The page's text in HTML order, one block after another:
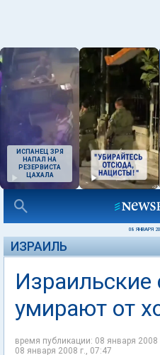
ИСПАНЕЦ ЗРЯ
НАПАЛ НА
РЕЗЕРВИСТА
ЦАХАЛА
08 ЯНВАРЯ
ИЗРАИЛЬ
Израильские
умирают от
время публикации: 08 января
08 января 2008 г., 07:47